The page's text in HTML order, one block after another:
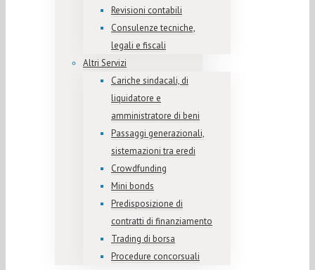
Revisioni contabili
Consulenze tecniche,
legali e fiscali
Altri Servizi
Cariche sindacali, di
liquidatore e
amministratore di beni
Passaggi generazionali,
sistemazioni tra eredi
Crowdfunding
Mini bonds
Predisposizione di
contratti di finanziamento
Trading di borsa
Procedure concorsuali